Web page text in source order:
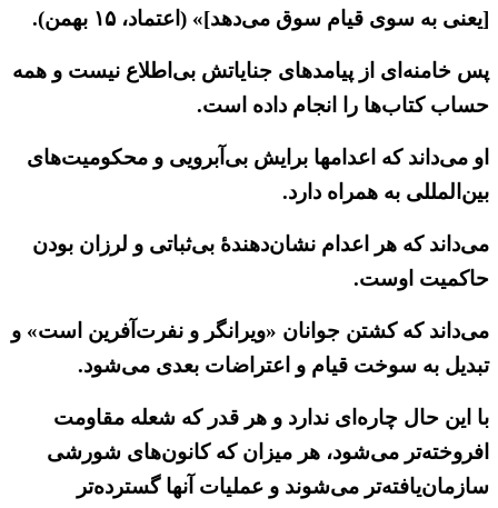
[یعنی به سوی قیام سوق می‌دهد]» (اعتماد، ۱۵ بهمن).
پس خامنه‌ای از پیامدهای جنایاتش بی‌اطلاع نیست و همه
حساب کتاب‌ها را انجام داده است.
او می‌داند که اعدامها برایش بی‌آبرویی و محکومیت‌های
بین‌المللی به همراه دارد.
می‌داند که هر اعدام نشان‌دهنده‌ٔ بی‌ثباتی و لرزان بودن
حاکمیت اوست.
می‌داند که کشتن جوانان «ویرانگر و نفرت‌آفرین است» و
تبدیل به سوخت قیام و اعتراضات بعدی می‌شود.
با این حال چاره‌ای ندارد و هر قدر که شعله مقاومت
افروخته‌تر می‌شود، هر میزان که کانون‌های شورشی
سازمان‌یافته‌تر می‌شوند و عملیات آنها گسترده‌تر